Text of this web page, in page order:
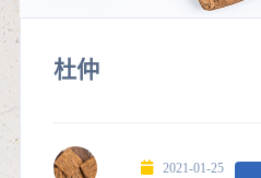
杜仲
2021-01-25